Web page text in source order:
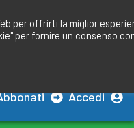
Accedi
per offrirti la miglior
per fornire un consenso